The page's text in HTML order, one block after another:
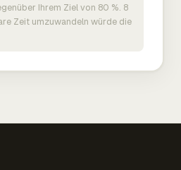
Ihrem Ziel von 80 %. 8
Zeit umzuwandeln würde die